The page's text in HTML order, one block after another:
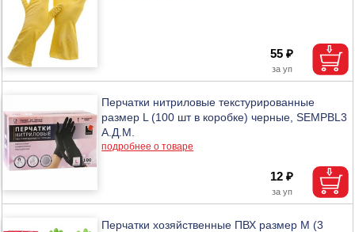
55 ₽
Перчатки нитриловые текстурированные
размер L (100 шт в коробке) черные, SEMPBL3
А.Д.М.
подробнее о товаре
12 ₽
Перчатки хозяйственные ПВХ размер М (3